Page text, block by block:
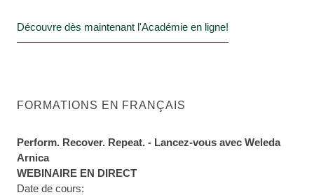
Découvre dès maintenant l'Académie en ligne!
FORMATIONS EN FRANÇAIS
Perform. Recover. Repeat. - Lancez-vous avec Weleda
Arnica
WEBINAIRE EN DIRECT
Date de cours: